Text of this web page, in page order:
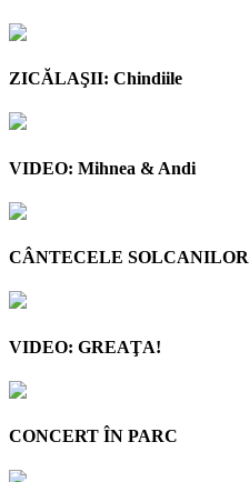
ZICĂLAŞII: Chindiile
VIDEO: Mihnea & Andi
CÂNTECELE SOLCANILOR
VIDEO: GREAŢA!
CONCERT ÎN PARC